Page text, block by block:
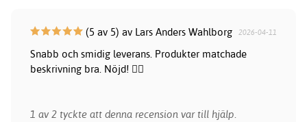
(5 av 5) av Lars Anders Wahlborg 2026-04-11
Snabb och smidig leverans. Produkter matchade
beskrivning bra. Nöjd! 👍🏻
1 av 2 tyckte att denna recension var till hjälp.